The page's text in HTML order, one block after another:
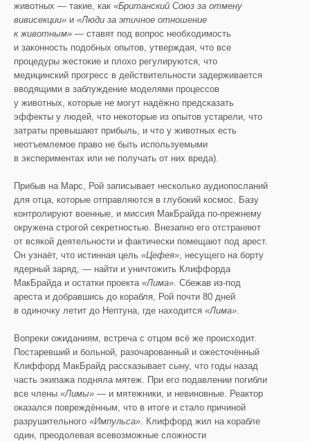
животных — такие, как «Британский Союз за отмену
вивисекции» и «Люди за этичное отношение
к животным» — ставят под вопрос необходимость
и законность подобных опытов, утверждая, что все
процедуры жестокие и плохо регулируются, что
медицинский прогресс в действительности задерживается
вводящими в заблуждение моделями процессов
у животных, которые не могут надёжно предсказать
эффекты у людей, что некоторые из опытов устарели, что
затраты превышают прибыль, и что у животных есть
неотъемлемое право не быть используемыми
в экспериментах или не получать от них вреда).
Прибыв на Марс, Рой записывает несколько аудиопосланий
для отца, которые отправляются в глубокий космос. Базу
контролируют военные, и миссия МакБрайда по-прежнему
окружена строгой секретностью. Внезапно его отстраняют
от всякой деятельности и фактически помещают под арест.
Он узнаёт, что истинная цель «Цефея», несущего на борту
ядерный заряд, — найти и уничтожить Клиффорда
МакБрайда и остатки проекта «Лима». Сбежав из-под
ареста и добравшись до корабля, Рой почти 80 дней
в одиночку летит до Нептуна, где находится «Лима».
Вопреки ожиданиям, встреча с отцом всё же происходит.
Постаревший и больной, разочарованный и ожесточённый
Клиффорд МакБрайд рассказывает сыну, что годы назад
часть экипажа подняла мятеж. При его подавлении погибли
все члены «Лимы» — и мятежники, и невиновные. Реактор
оказался повреждённым, что в итоге и стало причиной
разрушительного «Импульса». Клиффорд жил на корабле
один, преодолевая всевозможные сложности